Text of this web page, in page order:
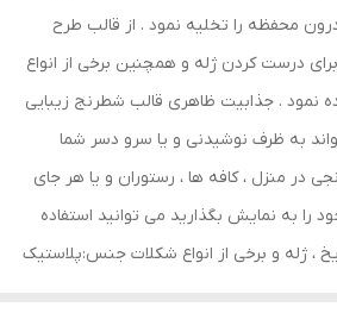
محفظه را تخلیه نمود . از قالب طرح
درست کردن ژله و همچنین برخی از انواع
نمود . جذابیت ظاهری قالب شطرنج زیبایی
به ظرف نوشیدنی و یا سرو دسر شما
در منزل ، کافه ها ، رستوران و یا هر جای
را به نمایش بگذارید می توانید استفاده
، ژله و برخی از انواع شکلات جنس:پلاستیک